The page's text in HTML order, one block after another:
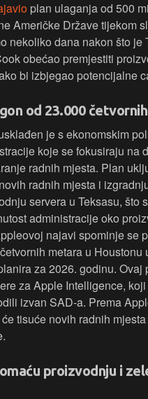
plan ulaganja od 500
Američke Države tijekom
nekoliko dana nakon što je
obećao premjestiti
bi izbjegao potencijalne
od 23.000
je s ekonomskim
koje se fokusiraju na
radnih mjesta. Plan
radnih mjesta i
servera u Teksasu, što
administracije oko
najavi spominje se
metara u Houstonu
za 2026. godinu. Ovaj
za Apple Intelligence,
izvan SAD-a. Prema
tisuće novih radnih
proizvodnju i